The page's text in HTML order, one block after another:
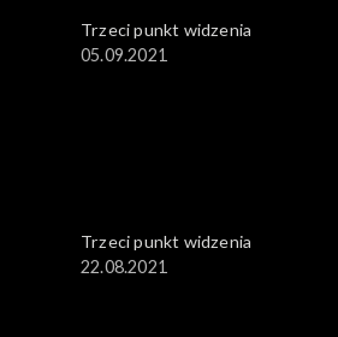
Trzeci punkt widzenia
05.09.2021
Trzeci punkt widzenia
22.08.2021